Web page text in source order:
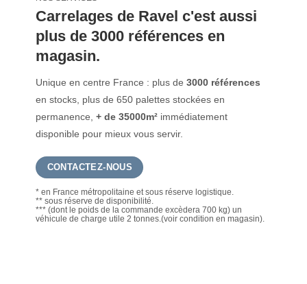
Carrelages de Ravel c'est aussi
plus de 3000 références en
magasin.
Unique en centre France : plus de3000 références
en stocks, plus de 650 palettes stockées en
permanence,+ de 35000m² immédiatement
disponible pour mieux vous servir.
CONTACTEZ-NOUS
* en France métropolitaine et sous réserve logistique.
** sous réserve de disponibilité.
*** (dont le poids de la commande excèdera 700 kg) un
véhicule de charge utile 2 tonnes.(voir condition en magasin).